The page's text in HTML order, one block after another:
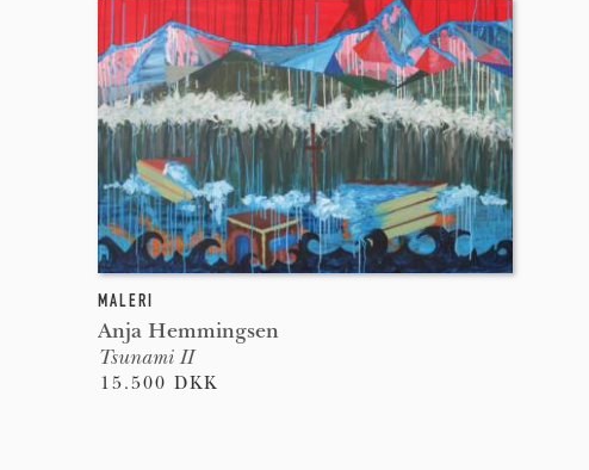
MALERI
Anja Hemmingsen
Tsunami II
15.500 DKK